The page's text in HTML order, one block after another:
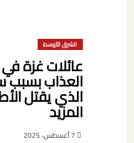
الشرق الأوسط
عائلات غزة
العذاب بسبب
الذي يقتل
المزيد
7 أغسطس، 2025